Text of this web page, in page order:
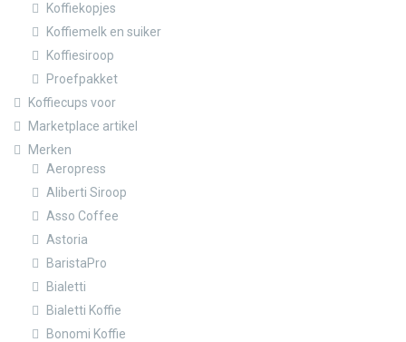
Koffiekopjes
Koffiemelk en suiker
Koffiesiroop
Proefpakket
Koffiecups voor
Marketplace artikel
Merken
Aeropress
Aliberti Siroop
Asso Coffee
Astoria
BaristaPro
Bialetti
Bialetti Koffie
Bonomi Koffie